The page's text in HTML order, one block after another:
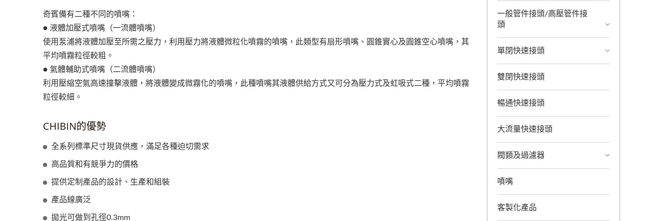
奇賓備有二種不同的噴嘴：
● 液體加壓式噴嘴（一流體噴嘴）
使用泵浦將液體加壓至所需之壓力，利用壓力將液體微粒化噴霧的噴嘴，此類型有扇形噴嘴、圓錐實心及圓錐空心噴嘴，其
平均噴霧粒徑較粗。
● 氣體輔助式噴嘴（二流體噴嘴）
利用壓縮空氣高速撞擊液體，將液體變成微霧化的噴嘴，此種噴嘴其液體供給方式又可分為壓力式及虹吸式二種，平均噴霧
粒徑較細。
CHIBIN的優勢
全系列標準尺寸現貨供應，滿足各種迫切需求
高品質和有競爭力的價格
提供定制產品的設計、生產和組裝
產品線廣泛
拋光可做到孔徑0.3mm
一般管件接頭/高壓管件接
頭
單閉快速接頭
雙閉快速接頭
暢通快速接頭
大流量快速接頭
閥類及過濾器
噴嘴
客製化產品